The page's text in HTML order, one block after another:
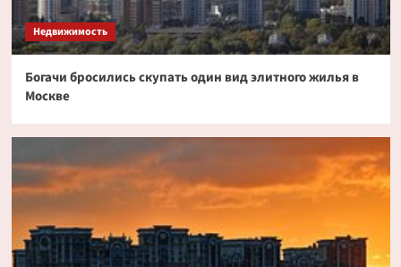
3
токенизированных акциях
Криптовалюта
Криптовалюта
Эксперт PlanB допустил снижение биткоина
до $52 000
Недвижимость
Богачи бросились скупать один вид элитного жилья в
Москве